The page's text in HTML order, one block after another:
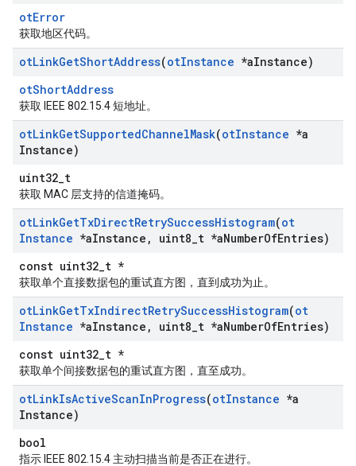
otError
获取地区代码。
otLinkGetShortAddress(otInstance *aInstance)
otShortAddress
获取 IEEE 802.15.4 短地址。
otLinkGetSupportedChannelMask(otInstance *a
Instance)
uint32_t
获取 MAC 层支持的信道掩码。
otLinkGetTxDirectRetrySuccessHistogram(ot
Instance *aInstance , uint8 t *aNumberOfEntries)
const uint32_t *
获取单个直接数据包的重试直方图，直到成功为止。
otLinkGetTxIndirectRetrySuccessHistogram(ot
Instance *aInstance , uint8 t *aNumberOfEntries)
const uint32_t *
获取单个间接数据包的重试直方图，直至成功。
otLinkIsActiveScanInProgress(otInstance *a
Instance)
bool
指示 IEEE 802.15.4 主动扫描当前是否正在进行。